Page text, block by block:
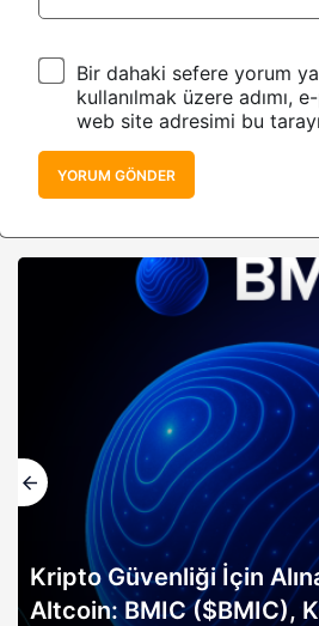
Bir dahaki sefere yorum
kullanılmak üzere adımı,
web site adresimi bu
YORUM GÖNDER
Kripto Güvenliği İçin
Altcoin: BMIC ($BMIC),